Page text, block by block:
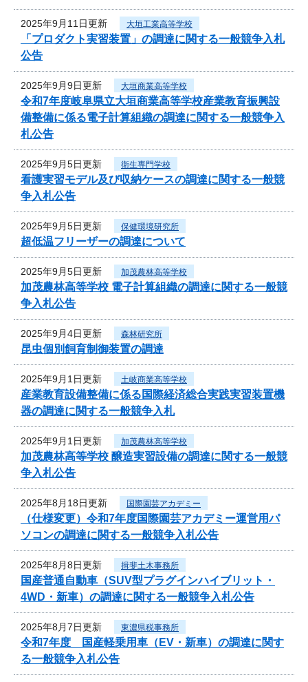
2025年9月11日更新 大垣工業高等学校
「プロダクト実習装置」の調達に関する一般競争入札
公告
2025年9月9日更新 大垣商業高等学校
令和7年度岐阜県立大垣商業高等学校産業教育振興設
備整備に係る電子計算組織の調達に関する一般競争入
札公告
2025年9月5日更新 衛生専門学校
看護実習モデル及び収納ケースの調達に関する一般競
争入札公告
2025年9月5日更新 保健環境研究所
超低温フリーザーの調達について
2025年9月5日更新 加茂農林高等学校
加茂農林高等学校 電子計算組織の調達に関する一般競
争入札公告
2025年9月4日更新 森林研究所
昆虫個別飼育制御装置の調達
2025年9月1日更新 土岐商業高等学校
産業教育設備整備に係る国際経済総合実践実習装置機
器の調達に関する一般競争入札
2025年9月1日更新 加茂農林高等学校
加茂農林高等学校 醸造実習設備の調達に関する一般競
争入札公告
2025年8月18日更新 国際園芸アカデミー
（仕様変更）令和7年度国際園芸アカデミー運営用パ
ソコンの調達に関する一般競争入札公告
2025年8月8日更新 揖斐土木事務所
国産普通自動車（SUV型プラグインハイブリット・
4WD・新車）の調達に関する一般競争入札公告
2025年8月7日更新 東濃県税事務所
令和7年度 国産軽乗用車（EV・新車）の調達に関す
る一般競争入札公告